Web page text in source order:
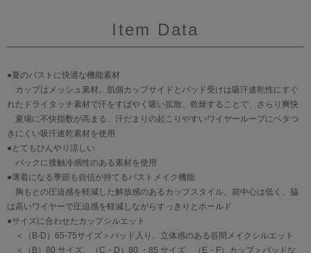
Item Data
●夏のバストに快適な機能素材
カップはメッシュ素材。肌側カップサイドとパッド受けは吸汗速乾性にすぐ
れたドライタッチ素材で汗をすばやく吸い拡散、乾燥することで、さらり爽快
夏場に不快指数が高まる、汗だまりの起こりやすいワイヤーループにベタつ
きにくい吸汗速乾素材を使用
●とてもひんやり涼しい
バックに接触冷感性のある素材を使用
●薄着になる季節も自信が持てるバストメイク機能
胸もとの圧迫感を軽減した解放感のあるカップスタイル。前中心は低く、脇
は高いワイヤーで圧迫感を軽減しながらすっきりとホールド
●サイズに合わせたカップシルエット
＜（B-D）65-75サイズ＞パッド入り。立体感のある谷間メイクシルエット
＜（B）80 サイズ、（C・D）80 ・85 サイズ、（E・F）カップ＞パッドな